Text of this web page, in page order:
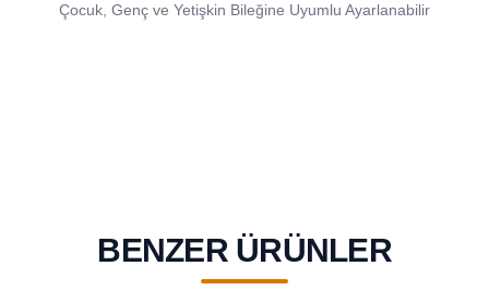
Çocuk, Genç ve Yetişkin Bileğine Uyumlu Ayarlanabilir
BENZER ÜRÜNLER